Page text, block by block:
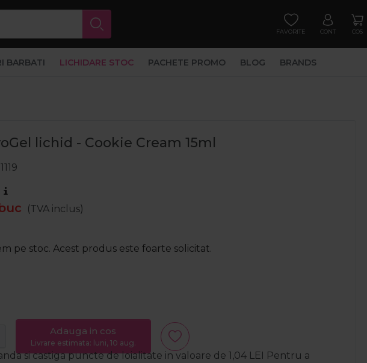
FAVORITE CONT COS
BARBATI LICHIDARE STOC PACHETE PROMO BLOG BRANDS
lichid - Cookie Cream 15ml
(TVA inclus)
pe stoc. Acest produs este foarte solicitat.
Adauga in cos
Livrare estimata: luni, 10 aug.
si castiga puncte de loialitate in valoare de 1,04 LEI Pentru a